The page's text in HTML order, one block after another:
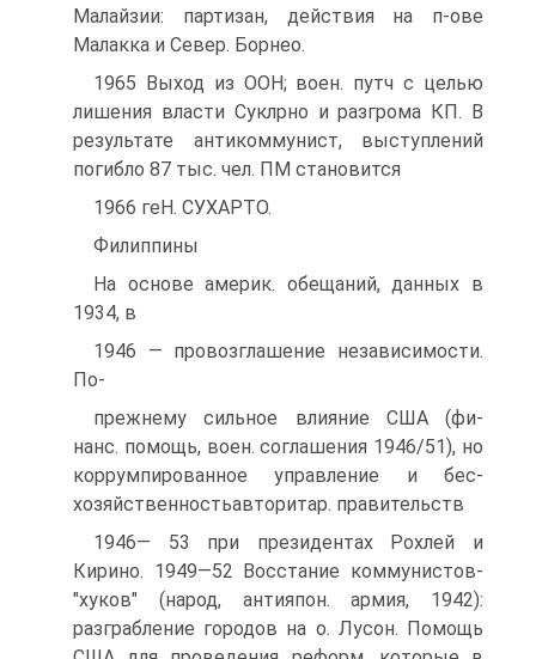
Малайзии: партизан, действия на п-ове
Малакка и Север. Борнео.
1965 Выход из ООН; воен. путч с целью
лишения власти Суклрно и разгрома КП. B
результате антикоммунист, выступлений
погибло 87 тыс. чел. ПМ становится
1966 геН. СУХАРТО.
Филиппины
Ha основе америк. обещаний, данных в
1934, в
1946 — провозглашение независимости.
По-
прежнему сильное влияние США (фи-
нанс. помощь, воен. соглашения 1946/51), но
коррумпированное управление и бес-
хозяйственностьавторитар. правительств
1946— 53 при президентах Рохлей и
Кирино. 1949—52 Восстание коммунистов-
"хуков" (народ, антияпон. армия, 1942):
разграбление городов на о. Лусон. Помощь